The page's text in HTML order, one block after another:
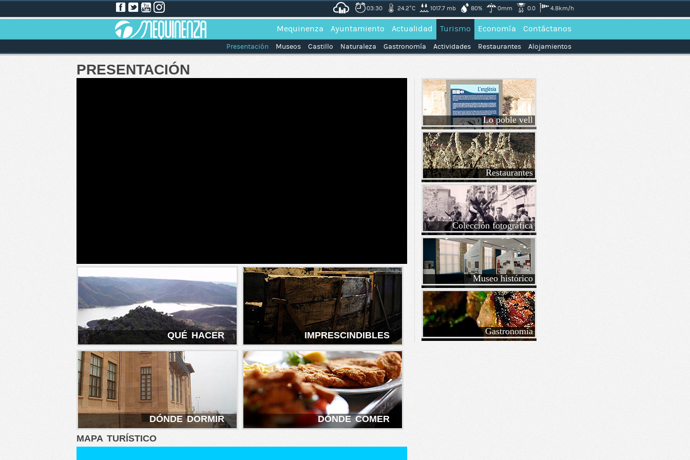
03:30 24.2°C 1017.7 mb 80% 0mm 0.0 4.8km/h
Mequinenza Ayuntamiento Actualidad Turismo Economía Contáctanos
Presentación Museos Castillo Naturaleza Gastronomía Actividades Restaurantes Alojamientos
PRESENTACIÓN
QUÉ HACER IMPRESCINDIBLES
DÓNDE DORMIR
DÓNDE COMER
MAPA TURÍSTICO
Lo poble vell
Restaurantes
Colección fotográfica
Museo histórico
Gastronomía